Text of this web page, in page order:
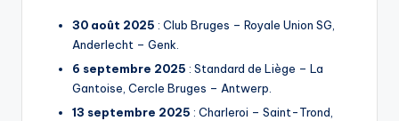
30 août 2025 : Club Bruges – Royale Union SG,
Anderlecht – Genk.
6 septembre 2025 : Standard de Liège – La
Gantoise, Cercle Bruges – Antwerp.
13 septembre 2025 : Charleroi – Saint-Trond,